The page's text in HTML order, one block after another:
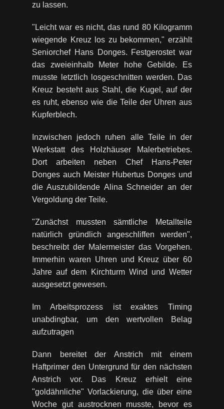
zu lassen.
"Leicht war es nicht, das rund 80 Kilogramm
wiegende Kreuz los zu bekommen," erzählt
Seniorchef Hans Donges. Festgerostet war
das zweieinhalb Meter hohe Gebilde. Es
musste letztlich losgeschnitten werden. Das
Kreuz besteht aus Stahl, die Kugel, auf der
es ruht, ebenso wie die Teile der Uhren aus
Kupferblech.
Inzwischen jedoch ruhen alle Teile in der
Werkstatt des Holzhäuser Malerbetriebes.
Dort arbeiten neben Chef Hans-Peter
Donges auch Meister Hubertus Donges und
die Auszubildende Alina Schneider an der
Vergoldung der Teile.
"Zunächst mussten sämtliche Metallteile
natürlich gründlich angeschliffen werden",
beschreibt der Malermeister das Vorgehen.
Immerhin waren Uhren und Kreuz über 60
Jahre auf dem Kirchturm Wind und Wetter
ausgesetzt gewesen.
Im Arbeitsprozess ist exaktes Timing
unabdingbar, um den wertvollen Belag
aufzutragen
Dann bereitet der Anstrich mit einem
Haftprimer den Untergrund für den nächsten
Anstrich vor. Das Kreuz erhielt eine
"goldähnliche" Vorlackierung, die über eine
Woche gut austrocknen musste, bevor es